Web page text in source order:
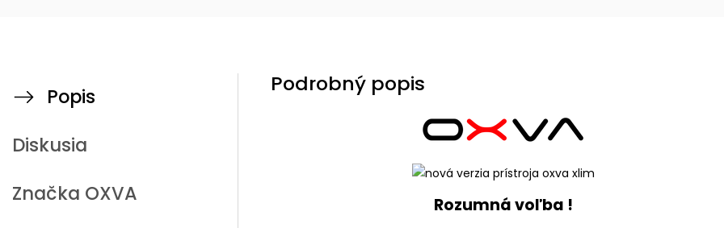
Popis
Diskusia
Značka OXVA
Podrobný popis
Rozumná voľba !